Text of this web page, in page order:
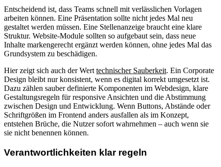
Entscheidend ist, dass Teams schnell mit verlässlichen Vorlagen
arbeiten können. Eine Präsentation sollte nicht jedes Mal neu
gestaltet werden müssen. Eine Stellenanzeige braucht eine klare
Struktur. Website-Module sollten so aufgebaut sein, dass neue
Inhalte markengerecht ergänzt werden können, ohne jedes Mal das
Grundsystem zu beschädigen.
Hier zeigt sich auch der Wert technischer Sauberkeit. Ein Corporate
Design bleibt nur konsistent, wenn es digital korrekt umgesetzt ist.
Dazu zählen sauber definierte Komponenten im Webdesign, klare
Gestaltungsregeln für responsive Ansichten und die Abstimmung
zwischen Design und Entwicklung. Wenn Buttons, Abstände oder
Schriftgrößen im Frontend anders ausfallen als im Konzept,
entstehen Brüche, die Nutzer sofort wahrnehmen – auch wenn sie
sie nicht benennen können.
Verantwortlichkeiten klar regeln